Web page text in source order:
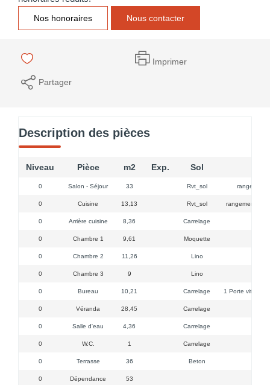
Nos honoraires Nous contacter
Imprimer
Partager
Description des pièces
Niveau Pièce m2 Exp. Sol
0 Salon - Séjour 33 Rvt_sol
0 Cuisine 13,13 Rvt_sol rangement/
0 Arrière cuisine 8,36 Carrelage
0 Chambre 1 9,61 Moquette
0 Chambre 2 11,26 Lino
0 Chambre 3 9 Lino
0 Bureau 10,21 Carrelage 1 Porte vitrée
0 Véranda 28,45 Carrelage
0 Salle d'eau 4,36 Carrelage
0 W.C. 1 Carrelage
0 Terrasse 36 Beton
0 Dépendance 53